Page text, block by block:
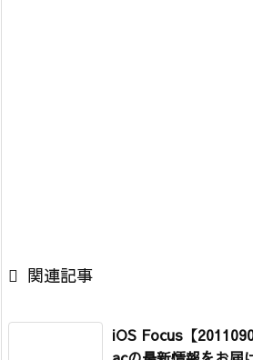
 関連記事
iOS Focus【